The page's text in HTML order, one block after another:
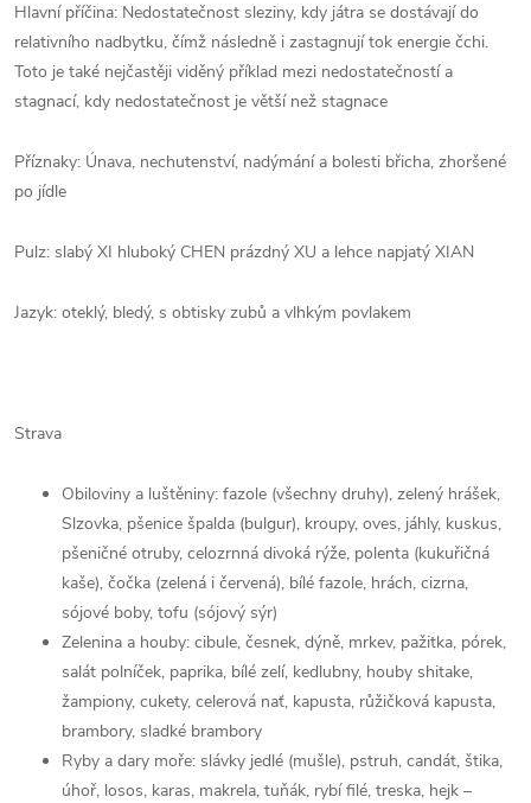
Hlavní příčina: Nedostatečnost sleziny, kdy játra se dostávají do
relativního nadbytku, čímž následně i zastagnují tok energie čchi.
Toto je také nejčastěji viděný příklad mezi nedostatečností a
stagnací, kdy nedostatečnost je větší než stagnace
Příznaky: Únava, nechutenství, nadýmání a bolesti břicha, zhoršené
po jídle
Pulz: slabý XI hluboký CHEN prázdný XU a lehce napjatý XIAN
Jazyk: oteklý, bledý, s obtisky zubů a vlhkým povlakem
Strava
Obiloviny a luštěniny: fazole (všechny druhy), zelený hrášek,
Slzovka, pšenice špalda (bulgur), kroupy, oves, jáhly, kuskus,
pšeničné otruby, celozrnná divoká rýže, polenta (kukuřičná
kaše), čočka (zelená i červená), bílé fazole, hrách, cizrna,
sójové boby, tofu (sójový sýr)
Zelenina a houby: cibule, česnek, dýně, mrkev, pažitka, pórek,
salát polníček, paprika, bílé zelí, kedlubny, houby shitake,
žampiony, cukety, celerová nať, kapusta, růžičková kapusta,
brambory, sladké brambory
Ryby a dary moře: slávky jedlé (mušle), pstruh, candát, štika,
úhoř, losos, karas, makrela, tuňák, rybí filé, treska, hejk –